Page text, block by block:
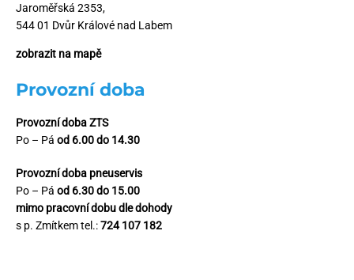
Jaroměřská 2353,
544 01 Dvůr Králové nad Labem
zobrazit na mapě
Provozní doba
Provozní doba ZTS
Po – Pá od 6.00 do 14.30
Provozní doba pneuservis
Po – Pá od 6.30 do 15.00
mimo pracovní dobu dle dohody
s p. Zmítkem tel.:724 107 182